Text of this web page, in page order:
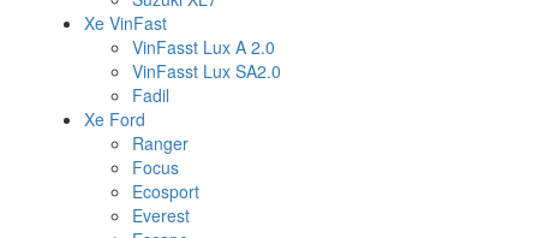
Xe VinFast
VinFasst Lux A 2.0
VinFasst Lux SA2.0
Fadil
Xe Ford
Ranger
Focus
Ecosport
Everest